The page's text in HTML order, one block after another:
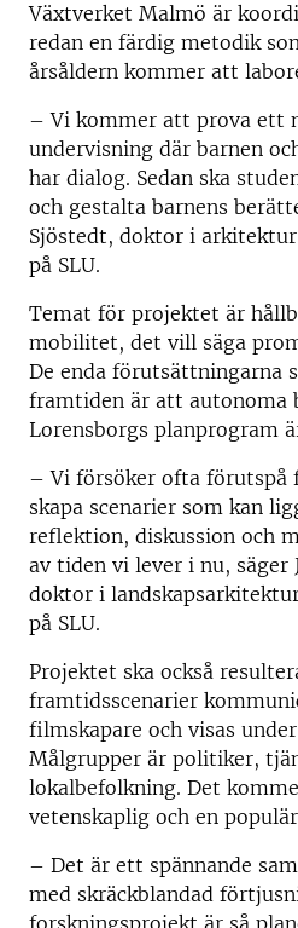
Växtverket Malmö är
redan en färdig metodik
årsåldern kommer att
– Vi kommer att prova ett
undervisning där barnen
har dialog. Sedan ska
och gestalta barnens
Sjöstedt, doktor i
på SLU.
Temat för projektet är
mobilitet, det vill säga
De enda förutsättningarna
framtiden är att autonoma
Lorensborgs planprogram
– Vi försöker ofta förutspå
skapa scenarier som kan
reflektion, diskussion och
av tiden vi lever i nu, säger
doktor i
på SLU.
Projektet ska också
framtidsscenarier
filmskapare och visas
Målgrupper är politiker,
lokalbefolkning. Det
vetenskaplig och en
– Det är ett spännande
med skräckblandad
forskningsprojekt är så